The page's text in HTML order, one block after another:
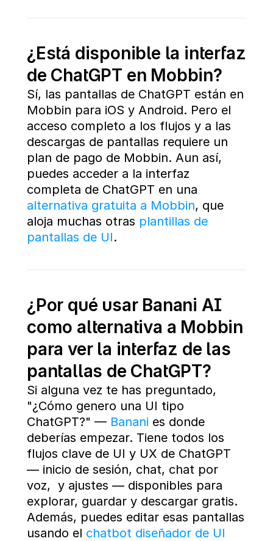
¿Está disponible la interfaz
de ChatGPT en Mobbin?
Sí, las pantallas de ChatGPT están en
Mobbin para iOS y Android. Pero el
acceso completo a los flujos y a las
descargas de pantallas requiere un
plan de pago de Mobbin. Aun así,
puedes acceder a la interfaz
alternativa gratuita a Mobbin, que
aloja muchas otras plantillas de
pantallas de UI.
¿Por qué usar Banani AI
como alternativa a Mobbin
para ver la interfaz de las
pantallas de ChatGPT?
Si alguna vez te has preguntado,
"¿Cómo genero una UI tipo
ChatGPT?" — Banani es donde
deberías empezar. Tiene todos los
flujos clave de UI y UX de ChatGPT
— inicio de sesión, chat, chat por
voz,  y ajustes — disponibles para
explorar, guardar y descargar gratis.
Además, puedes editar esas pantallas
usando el chatbot diseñador de UI